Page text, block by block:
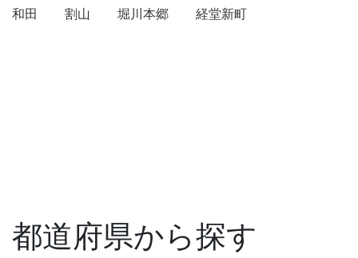
和田
割山 堀川本郷 経堂新町
都道府県から探す